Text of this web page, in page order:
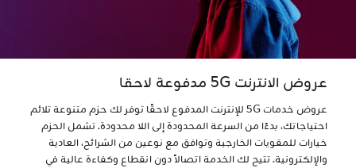
عروض الانترنت 5G مدفوعة لاحقا
عروض خدمات 5G للإنترنت المدفوع لاحقًا توفر لك حزم متنوعة تلائم
احتياجاتك، بدءًا من السرعة المحدودة إلى اللا محدودة. تشمل الحزم
خيارات للمقويات الخارجية وتوافق مع نوعين من الشرائح، العادية
والإلكترونية. تتيح لك الخدمة اتصالاً دون انقطاع وكفاءة عالية في